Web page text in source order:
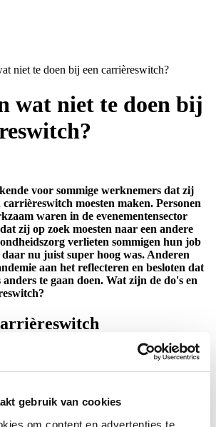
gebruik van cookies
om content en advertenties te
niet te doen bij een carrièreswitch?
wat niet te doen bij
voor sommige werknemers dat zij
carrièreswitch moesten maken. Personen
waren in de evenementensector
zij op zoek moesten naar een andere
verlieten sommigen hun job
nu juist super hoog was. Anderen
aan het reflecteren en besloten dat
te gaan doen. Wat zijn de do's en
je en wat wil je? Werk maakt een belangrijk
bereiken in je leven, moet dan ook absoluut